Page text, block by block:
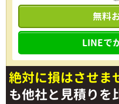
無料
LINEで
絶対に損はさせま
も他社と見積りを